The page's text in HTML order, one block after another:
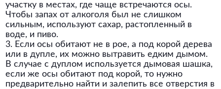
участку в местах, где чаще встречаются осы.
Чтобы запах от алкоголя был не слишком
сильным, используют сахар, растопленный в
воде, и пиво.
3. Если осы обитают не в рое, а под корой дерева
или в дупле, их можно вытравить едким дымом.
В случае с дуплом используется дымовая шашка,
если же осы обитают под корой, то нужно
предварительно найти и залепить все отверстия в